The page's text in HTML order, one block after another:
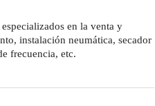
en la venta y
instalación neumática, secador
frecuencia, etc.